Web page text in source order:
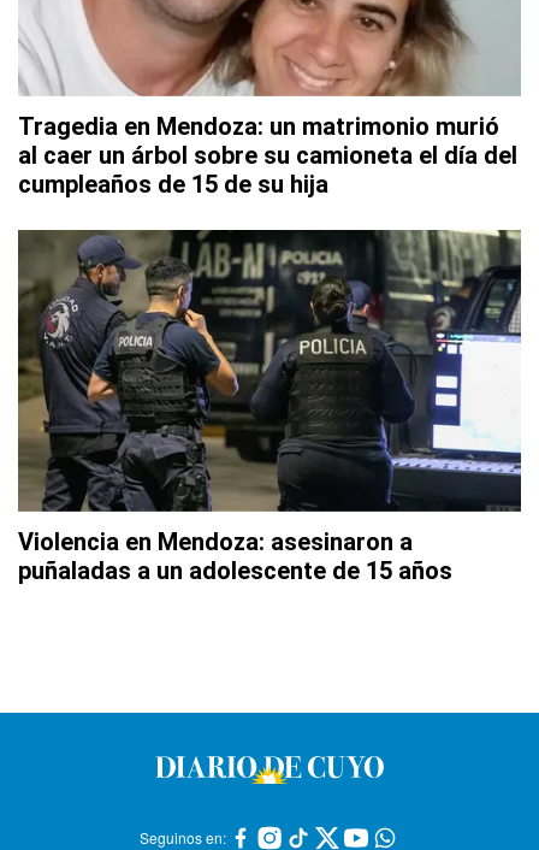
Tragedia en Mendoza: un matrimonio murió
al caer un árbol sobre su camioneta el día del
cumpleaños de 15 de su hija
Violencia en Mendoza: asesinaron a
puñaladas a un adolescente de 15 años
Seguinos en: